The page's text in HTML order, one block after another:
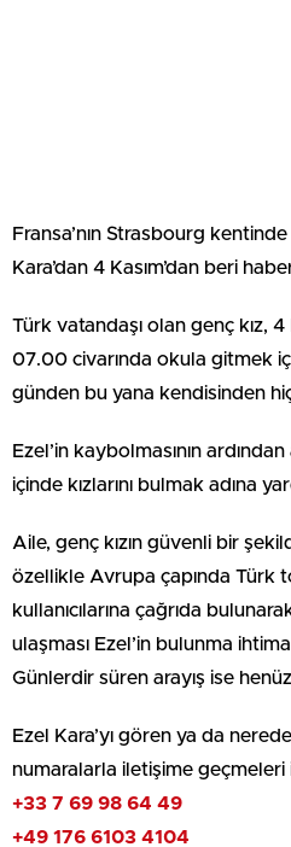
Fransa’nın Strasbourg
Kara’dan 4 Kasım’dan beri
Türk vatandaşı olan genç kız,
07.00 civarında okula gitmek
günden bu yana kendisinden
Ezel’in kaybolmasının
içinde kızlarını bulmak adına
Aile, genç kızın güvenli bir
özellikle Avrupa çapında Türk
kullanıcılarına çağrıda
ulaşması Ezel’in bulunma
Günlerdir süren arayış ise
Ezel Kara’yı gören ya da
numaralarla iletişime geçmeleri
+33 7 69 98 64 49
+49 176 6103 4104